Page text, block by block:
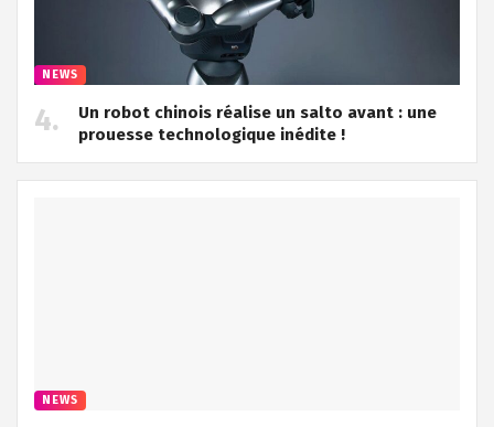
NEWS
Un robot chinois réalise un salto avant : une
prouesse technologique inédite !
NEWS